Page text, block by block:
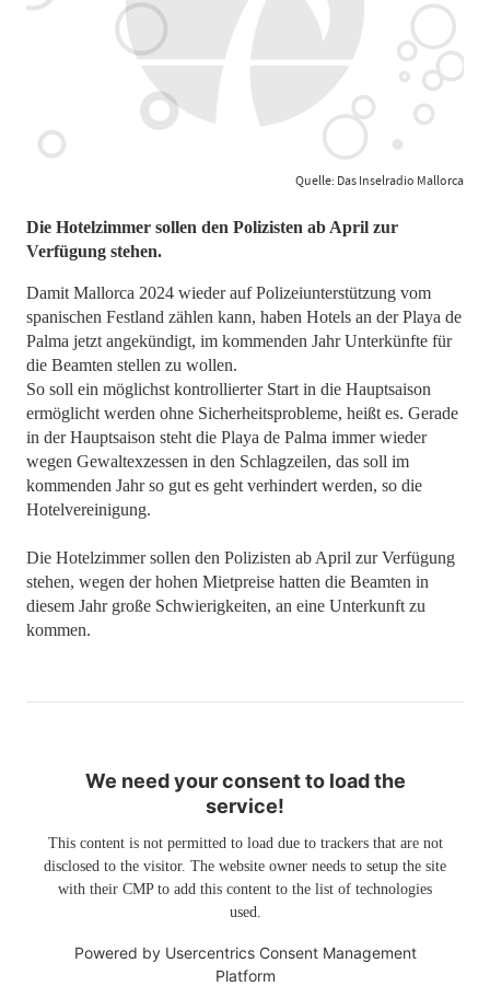
Quelle: Das Inselradio Mallorca
Die Hotelzimmer sollen den Polizisten ab April zur
Verfügung stehen.
Damit Mallorca 2024 wieder auf Polizeiunterstützung vom
spanischen Festland zählen kann, haben Hotels an der Playa de
Palma jetzt angekündigt, im kommenden Jahr Unterkünfte für
die Beamten stellen zu wollen.
So soll ein möglichst kontrollierter Start in die Hauptsaison
ermöglicht werden ohne Sicherheitsprobleme, heißt es. Gerade
in der Hauptsaison steht die Playa de Palma immer wieder
wegen Gewaltexzessen in den Schlagzeilen, das soll im
kommenden Jahr so gut es geht verhindert werden, so die
Hotelvereinigung.
Die Hotelzimmer sollen den Polizisten ab April zur Verfügung
stehen, wegen der hohen Mietpreise hatten die Beamten in
diesem Jahr große Schwierigkeiten, an eine Unterkunft zu
kommen.
We need your consent to load the
service!
This content is not permitted to load due to trackers that are not
disclosed to the visitor. The website owner needs to setup the site
with their CMP to add this content to the list of technologies
used.
Powered by Usercentrics Consent Management
Platform